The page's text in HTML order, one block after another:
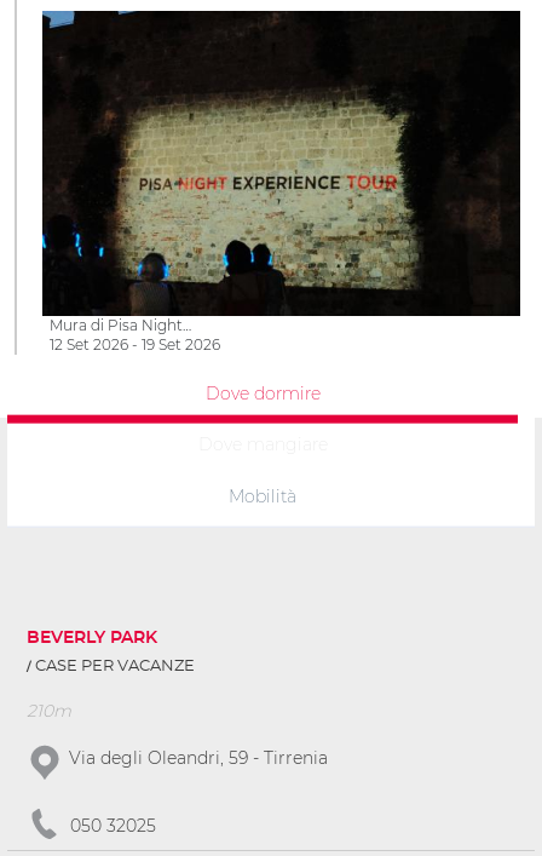
Mura di Pisa Night…
12 Set 2026 - 19 Set 2026
Dove dormire
Mobilità
BEVERLY PARK
CASE PER VACANZE
210m
Via degli Oleandri, 59 - Tirrenia
050 32025